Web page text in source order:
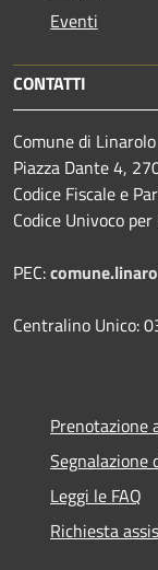
Eventi
CONTATTI
Comune di Linarolo
Piazza Dante 4,
Codice Fiscale e
Codice Univoco
PEC:
Centralino Unico:
Prenotazione
Segnalazione
Leggi le FAQ
Richiesta